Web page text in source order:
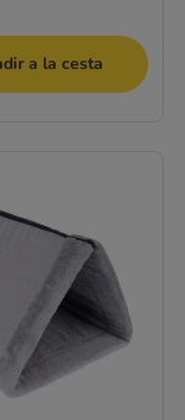
a la cesta